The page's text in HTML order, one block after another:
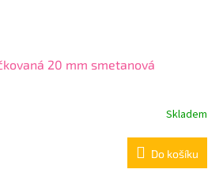
20 mm smetanová
Skladem
Do košíku